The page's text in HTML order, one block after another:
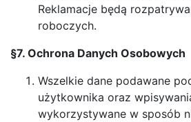
Reklamacje będą
roboczych.
§7. Ochrona Danych Osobowych
Wszelkie dane podawane
użytkownika oraz
wykorzystywane w sposób